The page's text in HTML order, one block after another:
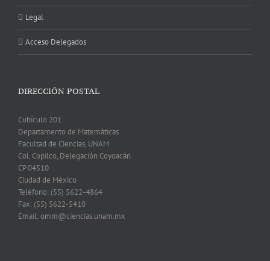
Legal
Acceso Delegados
DIRECCIÓN POSTAL
Cubículo 201
Departamento de Matemáticas
Facultad de Ciencias, UNAM
Col. Copilco, Delegación Coyoacán
CP 04510
Ciudad de México
Teléfono: (55) 5622-4864
Fax: (55) 5622-5410
Email: omm@ciencias.unam.mx